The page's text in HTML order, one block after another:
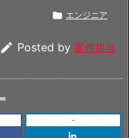
 エンジニア
 Posted by 案件担当
-